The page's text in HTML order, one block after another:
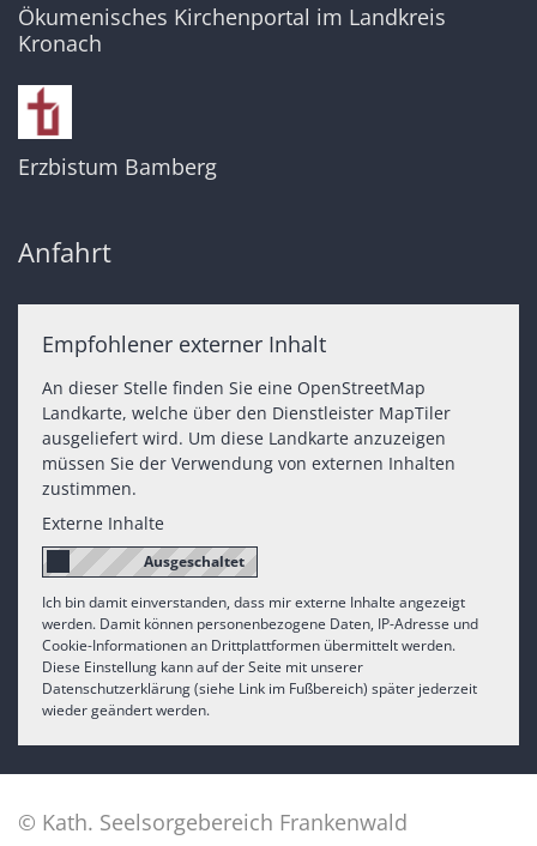
Ökumenisches Kirchenportal im Landkreis
Kronach
Erzbistum Bamberg
Anfahrt
Empfohlener externer Inhalt
An dieser Stelle finden Sie eine OpenStreetMap
Landkarte, welche über den Dienstleister MapTiler
ausgeliefert wird. Um diese Landkarte anzuzeigen
müssen Sie der Verwendung von externen Inhalten
zustimmen.
Externe Inhalte
Ich bin damit einverstanden, dass mir externe Inhalte angezeigt
werden. Damit können personenbezogene Daten, IP-Adresse und
Cookie-Informationen an Drittplattformen übermittelt werden.
Diese Einstellung kann auf der Seite mit unserer
Datenschutzerklärung (siehe Link im Fußbereich) später jederzeit
wieder geändert werden.
© Kath. Seelsorgebereich Frankenwald